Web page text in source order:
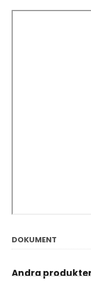
DOKUMENT
Andra